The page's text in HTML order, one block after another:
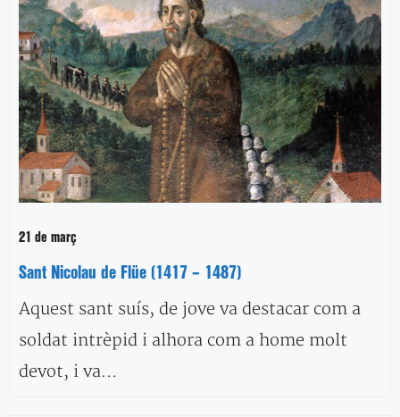
21 de març
Sant Nicolau de Flüe (1417 – 1487)
Aquest sant suís, de jove va destacar com a
soldat intrèpid i alhora com a home molt
devot, i va…